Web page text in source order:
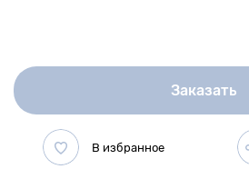
Заказать